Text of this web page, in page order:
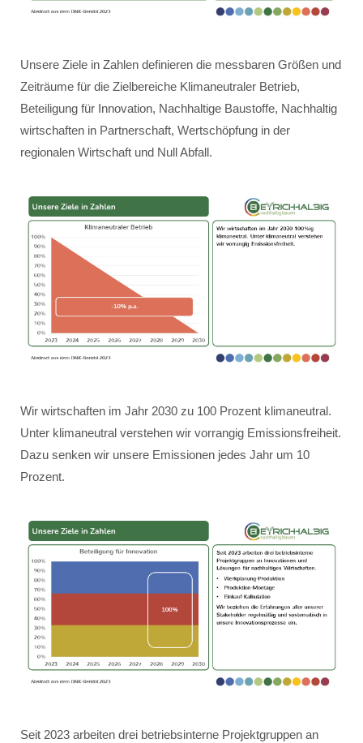
Unsere Ziele in Zahlen definieren die messbaren Größen und
Zeiträume für die Zielbereiche Klimaneutraler Betrieb,
Beteiligung für Innovation, Nachhaltige Baustoffe, Nachhaltig
wirtschaften in Partnerschaft, Wertschöpfung in der
regionalen Wirtschaft und Null Abfall.
Wir wirtschaften im Jahr 2030 zu 100 Prozent klimaneutral.
Unter klimaneutral verstehen wir vorrangig Emissionsfreiheit.
Dazu senken wir unsere Emissionen jedes Jahr um 10
Prozent.
Seit 2023 arbeiten drei betriebsinterne Projektgruppen an